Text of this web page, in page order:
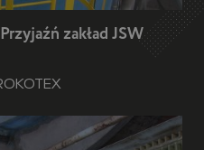
zakład JSW